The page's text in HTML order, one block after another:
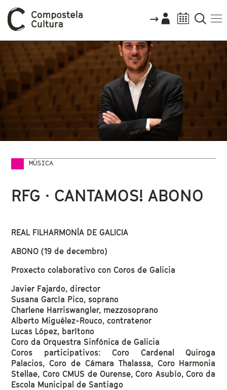
MÚSICA
Vostede está aquí
RFG · CANTAMOS! ABONO
REAL FILHARMONÍA DE GALICIA
ABONO (19 de decembro)
Proxecto colaborativo con Coros de Galicia
Javier Fajardo, director
Susana García Pico, soprano
Charlene Harriswangler, mezzosoprano
Alberto Miguélez-Rouco, contratenor
Lucas López, barítono
Coro da Orquestra Sinfónica de Galicia
Coros participativos: Coro Cardenal Quiroga
Palacios, Coro de Cámara Thalassa, Coro Harmonia
Stellae, Coro CMUS de Ourense, Coro Asubío, Coro da
Escola Municipal de Santiago